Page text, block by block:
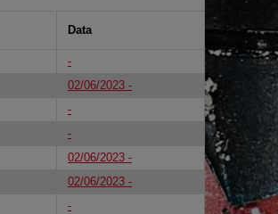
Data
-
02/06/2023 -
-
-
02/06/2023 -
02/06/2023 -
-